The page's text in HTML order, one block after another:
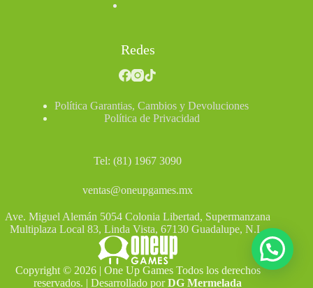
Redes
Política Garantias, Cambios y Devoluciones
Política de Privacidad
Tel: (81) 1967 3090
ventas@oneupgames.mx
Ave. Miguel Alemán 5054 Colonia Libertad, Supermanzana
Multiplaza Local 83, Linda Vista, 67130 Guadalupe, N.L.
Copyright © 2026 | One Up Games Todos los derechos
reservados. | Desarrollado porDG Mermelada